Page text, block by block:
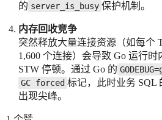
的 server_is_busy 保护机制。
内存回收竞争
突然释放大量连接资源（如每个
1,600 个连接）会导致 Go 运行
STW 停顿。通过 Go 的
GC forced 标记，此时业务 SQL
出现尖峰。